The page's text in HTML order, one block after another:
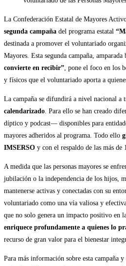
La Confederación Estatal de Mayores
segunda campaña del programa estatal
destinada a promover el voluntariado
Mayores. Esta segunda campaña, amparada
convierte en recibir” , pone el foco en los
y físicos que el voluntariado aporta a
La campaña se difundirá a nivel nacional a
calendarizado . Para ello se han creado
díptico y podcast— disponibles para
mayores adheridos al programa. Todo ello
IMSERSO y con el respaldo de las más de
A medida que las personas mayores se
jubilación o la independencia de los hijos,
mantenerse activas y conectadas con su
voluntariado como una vía valiosa y
que no solo genera un impacto positivo en
enriquece profundamente a quienes lo
recurso de gran valor para el bienestar
Para más información sobre esta campaña